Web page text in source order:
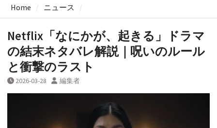
Home ニュース
Netflix「なにかが、起きる」ドラマ
の結末ネタバレ解説｜呪いのルール
と衝撃のラスト
2026-03-28 編集者